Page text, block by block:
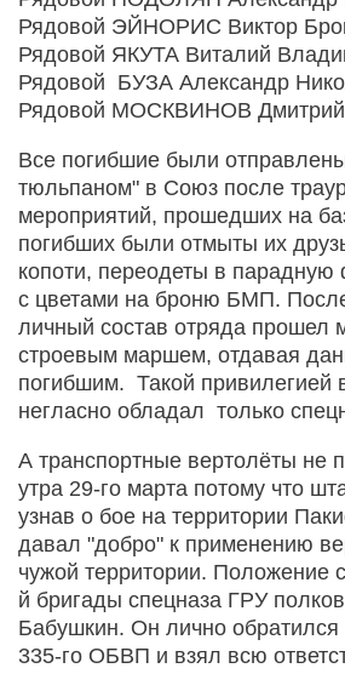
Рядовой ЭЙНОРИС Виктор
Рядовой ЯКУТА Виталий
Рядовой БУЗА Александр
Рядовой МОСКВИНОВ Дмитрий
Все погибшие были
тюльпаном" в Союз после
мероприятий, прошедших на
погибших были отмыты их
копоти, переодеты в
с цветами на броню БМП.
личный состав отряда прошел
строевым маршем, отдавая
погибшим. Такой привилегией
негласно обладал только
А транспортные вертолёты не
утра 29-го марта потому что
узнав о бое на территории
давал "добро" к применению
чужой территории. Положение
й бригады спецназа ГРУ
Бабушкин. Он лично
335-го ОБВП и взял всю